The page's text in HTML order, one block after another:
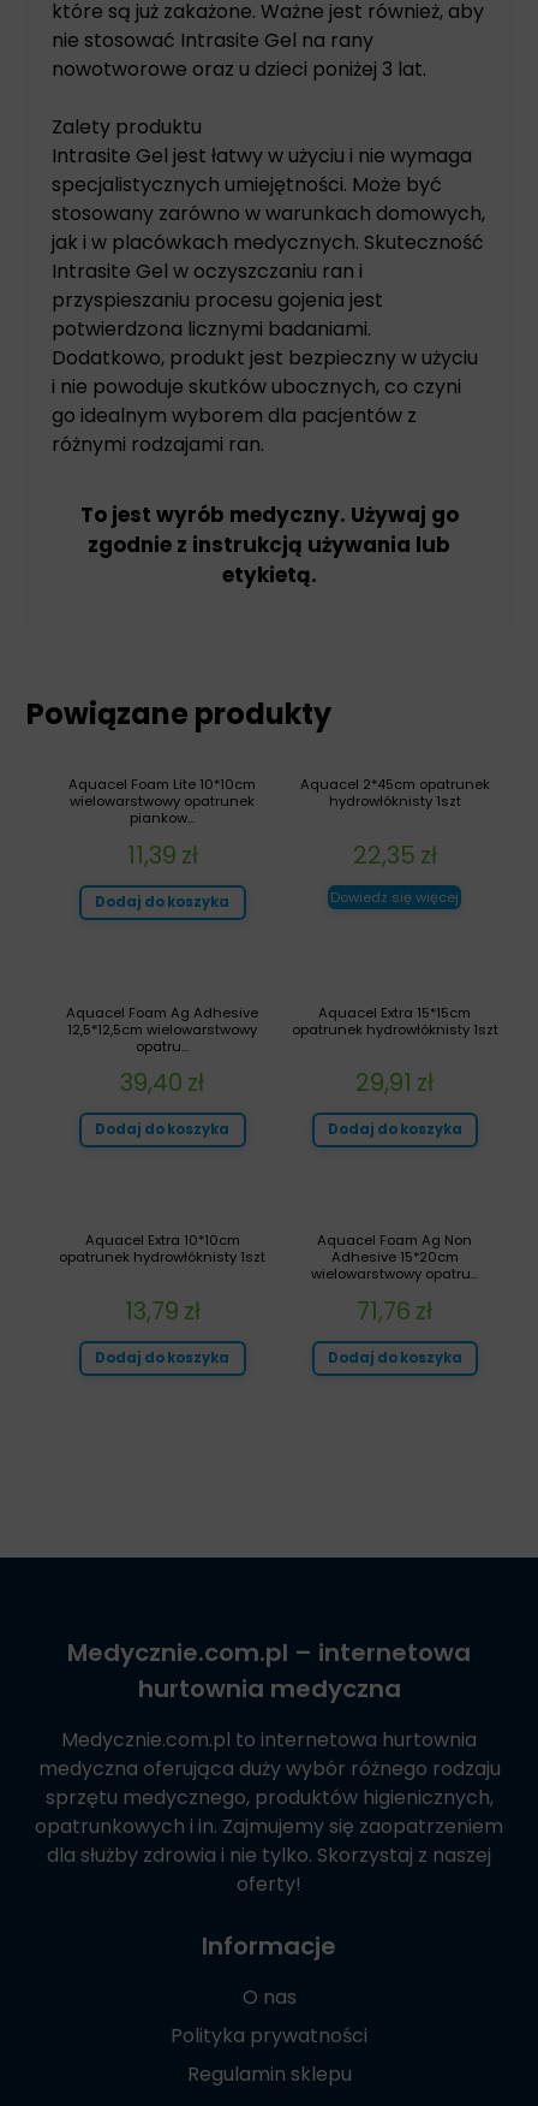
które są już zakażone. Ważne jest również, aby
nie stosować Intrasite Gel na rany
nowotworowe oraz u dzieci poniżej 3 lat.
Zalety produktu
Intrasite Gel jest łatwy w użyciu i nie wymaga
specjalistycznych umiejętności. Może być
stosowany zarówno w warunkach domowych,
jak i w placówkach medycznych. Skuteczność
Intrasite Gel w oczyszczaniu ran i
przyspieszaniu procesu gojenia jest
potwierdzona licznymi badaniami.
Dodatkowo, produkt jest bezpieczny w użyciu
i nie powoduje skutków ubocznych, co czyni
go idealnym wyborem dla pacjentów z
różnymi rodzajami ran.
To jest wyrób medyczny. Używaj go
zgodnie z instrukcją używania lub
etykietą.
Powiązane produkty
Aquacel 2*45cm opatrunek
hydrowłóknisty 1szt
22,35 zł
Dowiedz się więcej
Aquacel Foam Lite 10*10cm
wielowarstwowy opatrunek
piankow...
11,39 zł
Dodaj do koszyka
Aquacel Extra 15*15cm
opatrunek hydrowłóknisty 1szt
29,91 zł
Dodaj do koszyka
Aquacel Foam Ag Adhesive
12,5*12,5cm wielowarstwowy
opatru...
39,40 zł
Dodaj do koszyka
Aquacel Foam Ag Non
Adhesive 15*20cm
wielowarstwowy opatru...
71,76 zł
Dodaj do koszyka
Aquacel Extra 10*10cm
opatrunek hydrowłóknisty 1szt
13,79 zł
Dodaj do koszyka
Medycznie.com.pl – internetowa
hurtownia medyczna
Medycznie.com.pl to internetowa hurtownia
medyczna oferująca duży wybór różnego rodzaju
sprzętu medycznego, produktów higienicznych,
opatrunkowych i in. Zajmujemy się zaopatrzeniem
dla służby zdrowia i nie tylko. Skorzystaj z naszej
oferty!
Informacje
O nas
Polityka prywatności
Regulamin sklepu